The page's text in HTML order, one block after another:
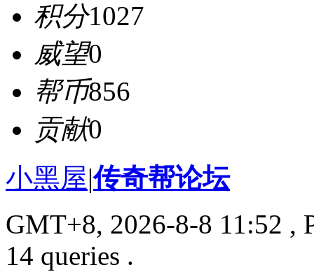
积分1027
威望0
帮币856
贡献0
小黑屋|传奇帮论坛
GMT+8, 2026-8-8 11:52 ,
14 queries .